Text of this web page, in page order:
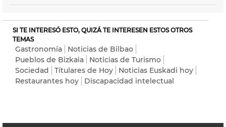
SI TE INTERESÓ ESTO, QUIZÁ TE INTERESEN ESTOS OTROS
TEMAS
Gastronomía
Noticias de Bilbao
Pueblos de Bizkaia
Noticias de Turismo
Sociedad
Títulares de Hoy
Noticias Euskadi hoy
Restaurantes hoy
Discapacidad intelectual